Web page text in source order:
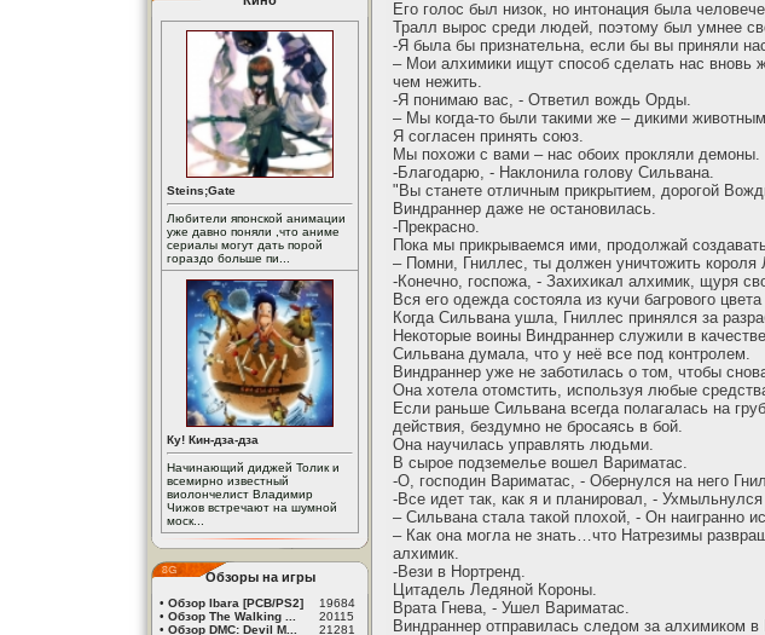
Steins;Gate
Любители японской анимации
уже давно поняли ,что аниме
сериалы могут дать порой
гораздо больше пи...
Ку! Кин-дза-дза
Начинающий диджей Толик и
всемирно известный
виолончелист Владимир
Чижов встречают на шумной
моск...
Обзоры на игры
• Обзор Ibara [PCB/PS2]
19684
• Обзор The Walking ...
20115
• Обзор DMC: Devil M...
21281
Его голос был низок, но интонация была
Тралл вырос среди людей, поэтому был умнее
-Я была бы признательна, если бы вы приняли
– Мои алхимики ищут способ сделать нас вновь
чем нежить.
-Я понимаю вас, - Ответил вождь Орды.
– Мы когда-то были такими же – дикими
Я согласен принять союз.
Мы похожи с вами – нас обоих прокляли демоны.
-Благодарю, - Наклонила голову Сильвана.
"Вы станете отличным прикрытием, дорогой
Виндраннер даже не остановилась.
-Прекрасно.
Пока мы прикрываемся ими, продолжай
– Помни, Гниллес, ты должен уничтожить
-Конечно, госпожа, - Захихикал алхимик, щуря
Вся его одежда состояла из кучи багрового цвета
Когда Сильвана ушла, Гниллес принялся за
Некоторые воины Виндраннер служили в
Сильвана думала, что у неё все под контролем.
Виндраннер уже не заботилась о том, чтобы
Она хотела отомстить, используя любые
Если раньше Сильвана всегда полагалась на
действия, бездумно не бросаясь в бой.
Она научилась управлять людьми.
В сырое подземелье вошел Вариматас.
-О, господин Вариматас, - Обернулся на него
-Все идет так, как я и планировал, -
– Сильвана стала такой плохой, - Он наигранно
– Как она могла не знать…что Натрезимы
алхимик.
-Вези в Нортренд.
Цитадель Ледяной Короны.
Врата Гнева, - Ушел Вариматас.
Виндраннер отправилась следом за алхимиком в